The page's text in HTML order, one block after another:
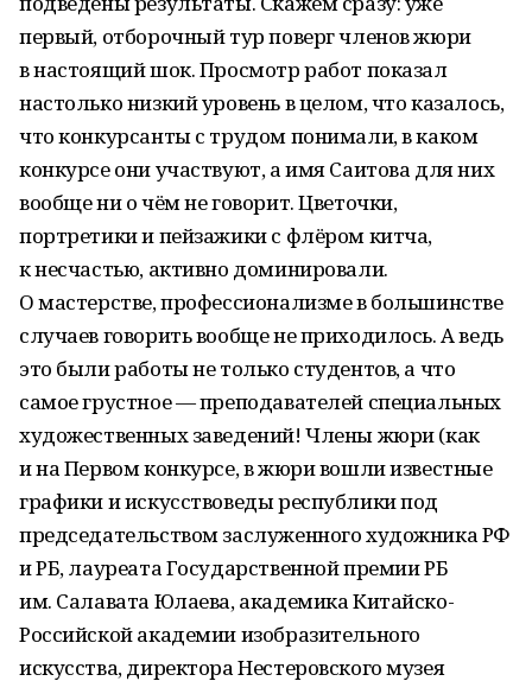
первый, отборочный тур поверг членов жюри
в настоящий шок. Просмотр работ показал
настолько низкий уровень в целом, что казалось,
что конкурсанты с трудом понимали, в каком
конкурсе они участвуют, а имя Саитова для них
вообще ни о чём не говорит. Цветочки,
портретики и пейзажики с флёром китча,
к несчастью, активно доминировали.
О мастерстве, профессионализме в большинстве
случаев говорить вообще не приходилось. А ведь
это были работы не только студентов, а что
самое грустное — преподавателей специальных
художественных заведений! Члены жюри (как
и на Первом конкурсе, в жюри вошли известные
графики и искусствоведы республики под
председательством заслуженного художника РФ
и РБ, лауреата Государственной премии РБ
им. Салавата Юлаева, академика Китайско-
Российской академии изобразительного
искусства, директора Нестеровского музея